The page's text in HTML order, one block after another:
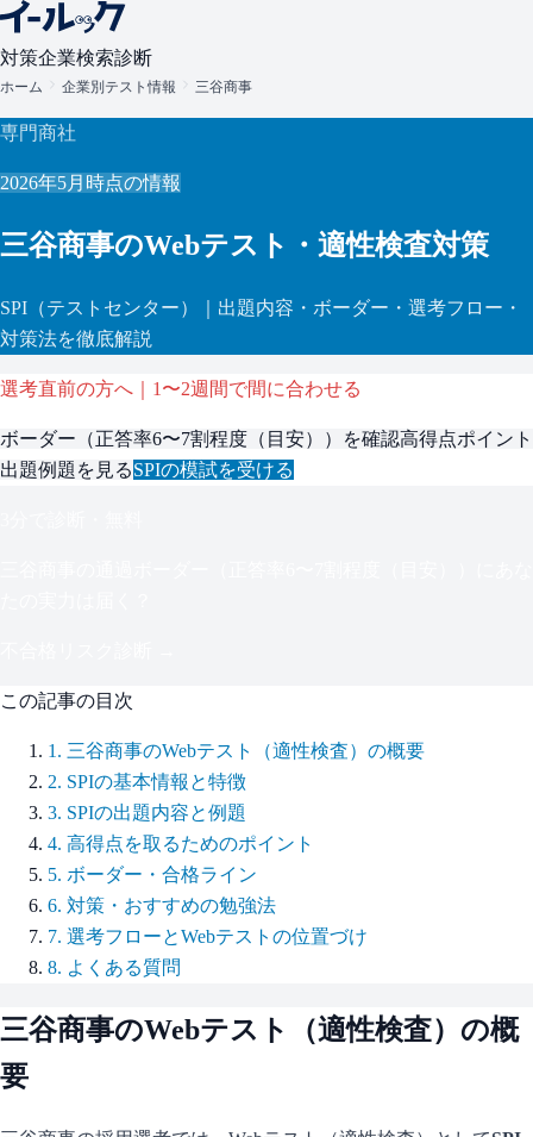
対策企業検索診断
ホーム 企業別テスト情報 三谷商事
専門商社
2026年5月 時点の情報
三谷商事のWebテスト・適性検査対策
SPI （テストセンター）
｜出題内容・ボーダー・選考フロー・
対策法を徹底解説
選考直前の方へ｜1〜2週間で間に合わせる
ボーダー（正答率6〜7割程度（目安） ）を確認高得点ポイント
出題例題を見るSPIの模試を受ける
この記事の目次
1 . 三谷商事のWebテスト（適性検査）の概要
2. SPIの基本情報と特徴
3. SPIの出題内容と例題
4. 高得点を取るためのポイント
5. ボーダー・合格ライン
6. 対策・おすすめの勉強法
7. 選考フローとWebテストの位置づけ
8. よくある質問
三谷商事のWebテスト（適性検査）の概
要